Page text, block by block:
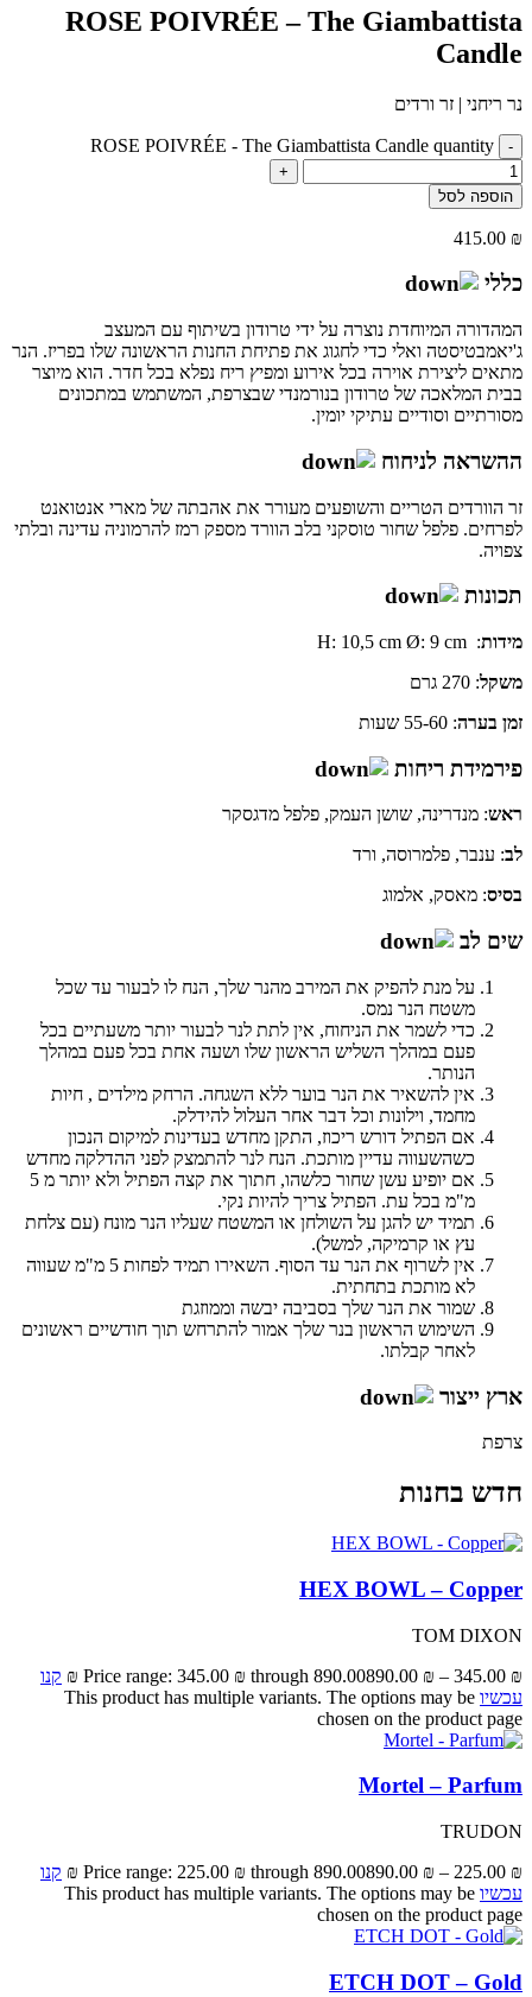
ROSE POIVRÉE – The Giambattista
Candle
נר ריחני | זר ורדים
-
ROSE POIVRÉE - The Giambattista Candle quantity
+
הוספה לסל
415.00 ₪
כללי
המהדורה המיוחדת נוצרה על ידי טרודון בשיתוף עם המעצב
ג'יאמבטיסטה ואלי כדי לחגוג את פתיחת החנות הראשונה שלו בפריז. הנר
מתאים ליצירת אוירה בכל אירוע ומפיץ ריח נפלא בכל חדר. הוא מיוצר
בבית המלאכה של טרודון בנורמנדי שבצרפת, המשתמש במתכונים
מסורתיים וסודיים עתיקי יומין.
ההשראה לניחוח
זר הוורדים הטריים והשופעים מעורר את אהבתה של מארי אנטואנט
לפרחים. פלפל שחור טוסקני בלב הוורד מספק רמז להרמוניה עדינה ובלתי
צפויה.
תכונות
מידות:
H: 10,5 cm Ø: 9 cm
משקל: 270 גרם
זמן בערה: 55-60 שעות
פירמידת ריחות
ראש: מנדרינה, שושן העמק, פלפל מדגסקר
לב: ענבר, פלמרוסה, ורד
בסיס: מאסק, אלמוג
שים לב
על מנת להפיק את המירב מהנר שלך, הנח לו לבעור עד שכל
משטח הנר נמס.
כדי לשמר את הניחוח, אין לתת לנר לבעור יותר משעתיים בכל
פעם במהלך השליש הראשון שלו ושעה אחת בכל פעם במהלך
הנותר.
אין להשאיר את הנר בוער ללא השגחה. הרחק מילדים , חיות
מחמד, וילונות וכל דבר אחר העלול להידלק.
אם הפתיל דורש ריכוז, התקן מחדש בעדינות למיקום הנכון
כשהשעווה עדיין מותכת. הנח לנר להתמצק לפני ההדלקה מחדש
אם יופיע עשן שחור כלשהו, חתוך את קצה הפתיל ולא יותר מ 5
מ"מ בכל עת. הפתיל צריך להיות נקי.
תמיד יש להגן על השולחן או המשטח שעליו הנר מונח (עם צלחת
עץ או קרמיקה, למשל).
אין לשרוף את הנר עד הסוף. השאירו תמיד לפחות 5 מ"מ שעווה
לא מותכת בתחתית.
שמור את הנר שלך בסביבה יבשה וממוזגת
השימוש הראשון בנר שלך אמור להתרחש תוך חודשיים ראשונים
לאחר קבלתו.
ארץ ייצור
צרפת
חדש בחנות
HEX BOWL – Copper
TOM DIXON
345.00 ₪
–
890.00 ₪
Price range: 345.00 ₪ through 890.00 ₪
קנו
עכשיו This product has multiple variants. The options may be
chosen on the product page
Mortel – Parfum
TRUDON
225.00 ₪
–
890.00 ₪
Price range: 225.00 ₪ through 890.00 ₪
קנו
עכשיו This product has multiple variants. The options may be
chosen on the product page
ETCH DOT – Gold